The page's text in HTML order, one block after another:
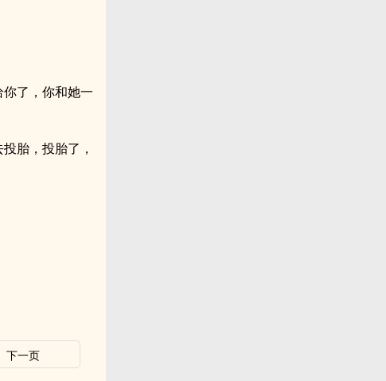
了，你和她一
胎，投胎了，
下一页